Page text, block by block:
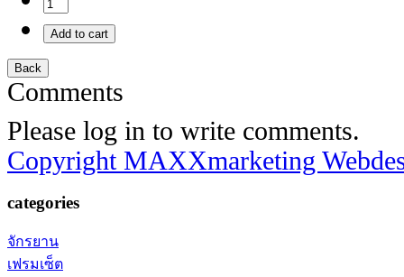
Comments
Please log in to write comments.
Copyright MAXXmarketing
categories
จักรยาน
เฟรมเซ็ต